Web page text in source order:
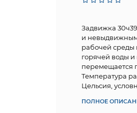
Задвижка
и
рабочей среды
горячей воды
перемещается
Температура
Цельсия,
ПОЛНОЕ